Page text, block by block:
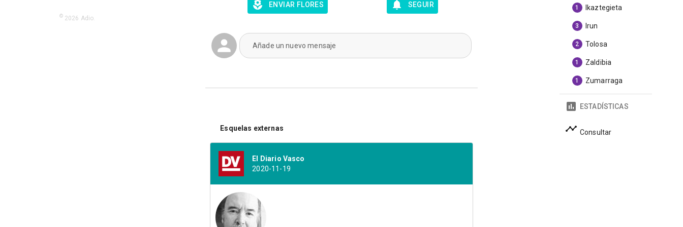
© 2026 Adio.
ENVIAR FLORES SEGUIR
Añade un nuevo mensaje
Esquelas externas
El Diario Vasco
2020-11-19
1 Ikaztegieta
3 Irun
2 Tolosa
1 Zaldibia
1 Zumarraga
ESTADÍSTICAS
Consultar